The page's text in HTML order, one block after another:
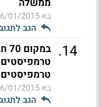
בא01/2015 10:05
הגב
14
.
בא01/2015 10:00
הגב